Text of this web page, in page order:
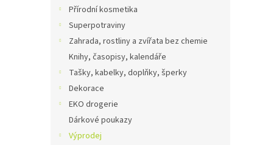
Přírodní kosmetika
Superpotraviny
Zahrada, rostliny a zvířata bez chemie
Knihy, časopisy, kalendáře
Tašky, kabelky, doplňky, šperky
Dekorace
EKO drogerie
Dárkové poukazy
Výprodej